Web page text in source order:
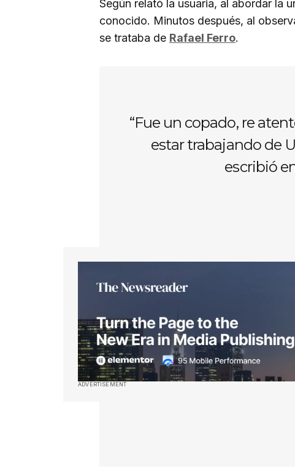
Según relató la usuaria, al abordar la
conocido. Minutos después, al
se trataba de Rafael Ferro.
“Fue un copado, re
estar trabajando de
escribió
ADVERTISEMENT